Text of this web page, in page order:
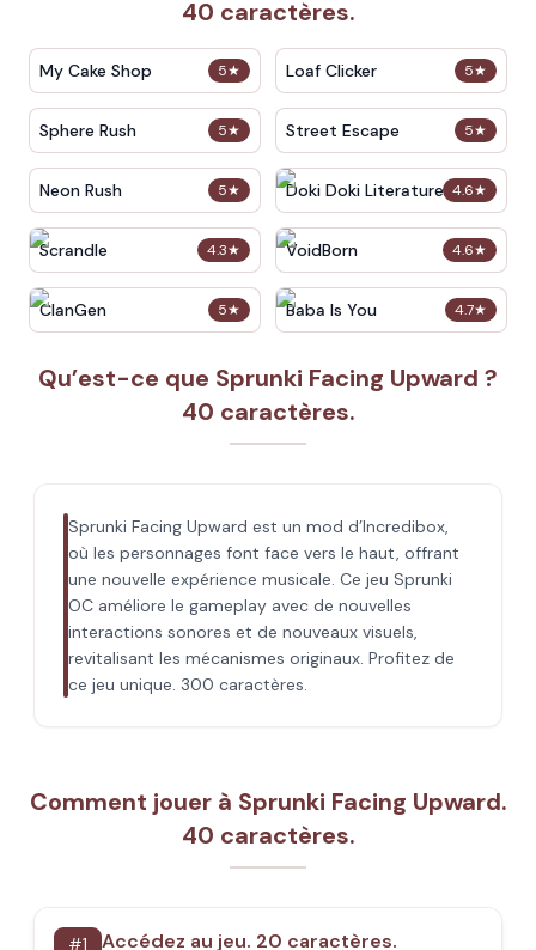
40 caractères.
5★
My Cake Shop 5★
Loaf Clicker
5★
Sphere Rush 5★
Street Escape
5★
Neon Rush 4.6★
Doki Doki Literature Club
4.3★
Scrandle 4.6★
VoidBorn
5★
ClanGen 4.7★
Baba Is You
Qu’est-ce que Sprunki Facing Upward ?
40 caractères.
Sprunki Facing Upward est un mod d’Incredibox,
où les personnages font face vers le haut, offrant
une nouvelle expérience musicale. Ce jeu Sprunki
OC améliore le gameplay avec de nouvelles
interactions sonores et de nouveaux visuels,
revitalisant les mécanismes originaux. Profitez de
ce jeu unique. 300 caractères.
Comment jouer à Sprunki Facing Upward.
40 caractères.
#1 Accédez au jeu. 20 caractères.